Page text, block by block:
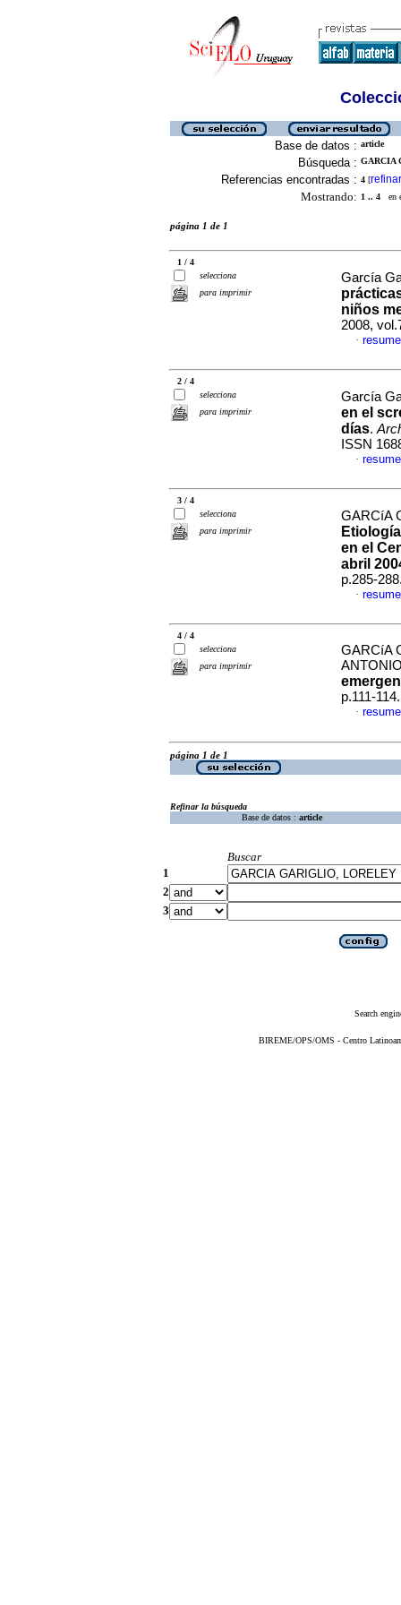
Base de datos : article
Búsqueda : GARCIA
Referencias encontradas : 4 [refinar
Mostrando: 1 .. 4 en
página 1 de 1
1 / 4
selecciona
para imprimir
García
niños
2008,
·
2 / 4
selecciona
para imprimir
García
en el
días.
ISSN
·
3 / 4
selecciona
para imprimir
GARCíA
en el
abril
p.285-
·
4 / 4
selecciona
para imprimir
GARCíA
p.111-
·
página 1 de 1
Refinar la búsqueda
Base de datos : article
Buscar
1
2
3
Search
BIREME/OPS/OMS - Centro